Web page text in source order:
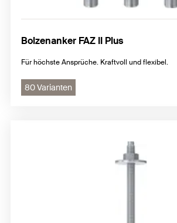
Bolzenanker FAZ II Plus
Für höchste Ansprüche. Kraftvoll und flexibel.
80 Varianten